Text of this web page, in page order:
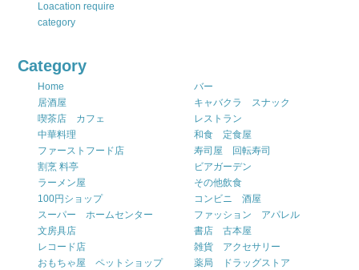
Loacation require
category
Category
Home
バー
居酒屋
キャバクラ スナック
喫茶店 カフェ
レストラン
中華料理
和食 定食屋
ファーストフード店
寿司屋 回転寿司
割烹 料亭
ビアガーデン
ラーメン屋
その他飲食
100円ショップ
コンビニ 酒屋
スーパー ホームセンター
ファッション アパレル
文房具店
書店 古本屋
レコード店
雑貨 アクセサリー
おもちゃ屋 ペットショップ
薬局 ドラッグストア